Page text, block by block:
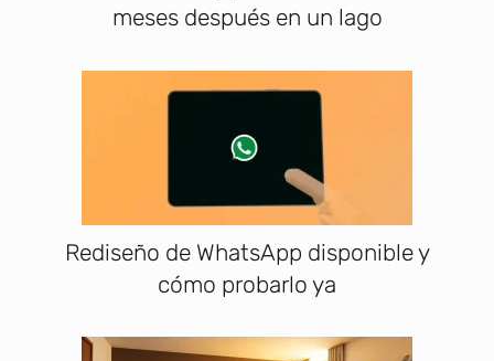
meses después en un lago
Rediseño de WhatsApp disponible y
cómo probarlo ya